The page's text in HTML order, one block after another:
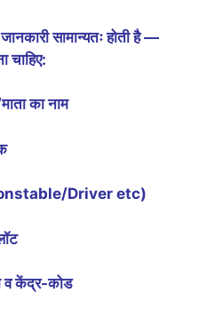
सामान्यतः होती है —
चाहिए:
का नाम
Driver etc)
व केंद्र-कोड